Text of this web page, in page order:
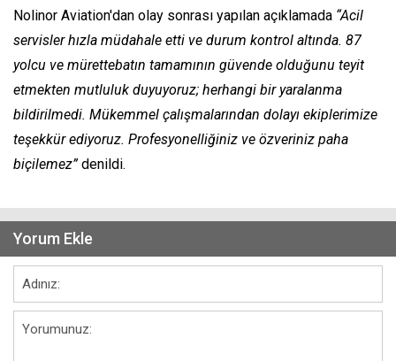
Nolinor Aviation'dan olay sonrası yapılan açıklamada “Acil
servisler hızla müdahale etti ve durum kontrol altında. 87
yolcu ve mürettebatın tamamının güvende olduğunu teyit
etmekten mutluluk duyuyoruz; herhangi bir yaralanma
bildirilmedi. Mükemmel çalışmalarından dolayı ekiplerimize
teşekkür ediyoruz. Profesyonelliğiniz ve özveriniz paha
biçilemez”denildi.
Yorum Ekle